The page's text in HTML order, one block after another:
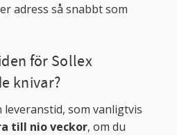
adress så snabbt som
för Sollex
knivar?
som vanligtvis
till nio veckor, om du